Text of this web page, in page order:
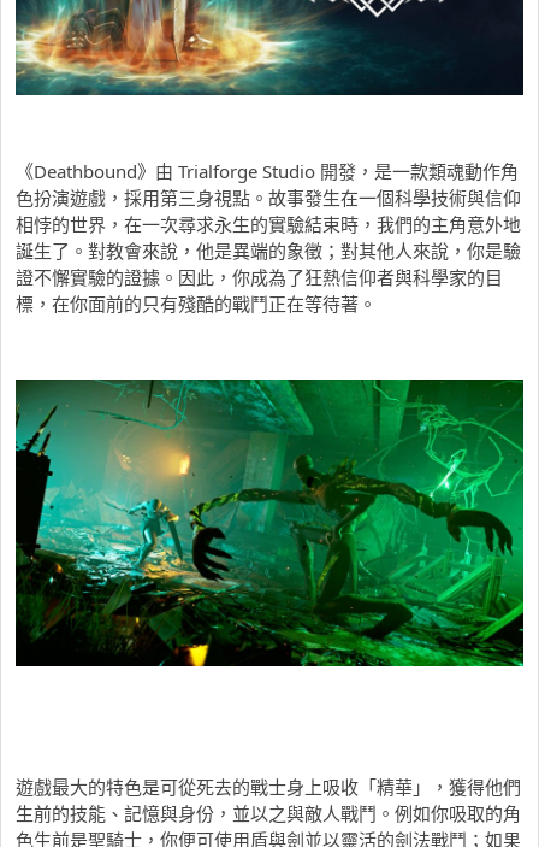
《Deathbound》由 Trialforge Studio 開發，是一款類魂動作角
色扮演遊戲，採用第三身視點。故事發生在一個科學技術與信仰
相悖的世界，在一次尋求永生的實驗結束時，我們的主角意外地
誕生了。對教會來說，他是異端的象徵；對其他人來說，你是驗
證不懈實驗的證據。因此，你成為了狂熱信仰者與科學家的目
標，在你面前的只有殘酷的戰鬥正在等待著。
遊戲最大的特色是可從死去的戰士身上吸收「精華」，獲得他們
生前的技能、記憶與身份，並以之與敵人戰鬥。例如你吸取的角
色生前是聖騎士，你便可使用盾與劍並以靈活的劍法戰鬥；如果